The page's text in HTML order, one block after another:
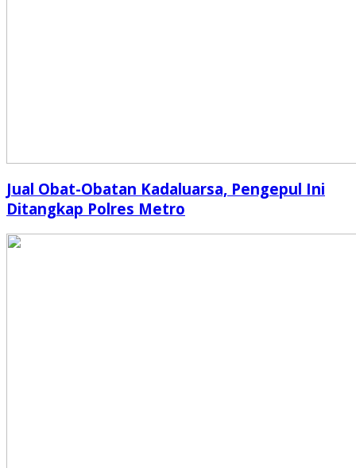
Jual Obat-Obatan Kadaluarsa, Pengepul Ini
Ditangkap Polres Metro